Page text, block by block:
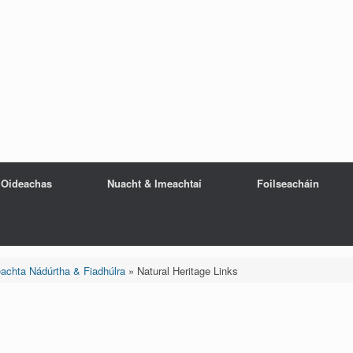
Oideachas Nuacht & Imeachtaí Foilseacháin
Nádúrtha & Fiadhúlra» Natural Heritage Links